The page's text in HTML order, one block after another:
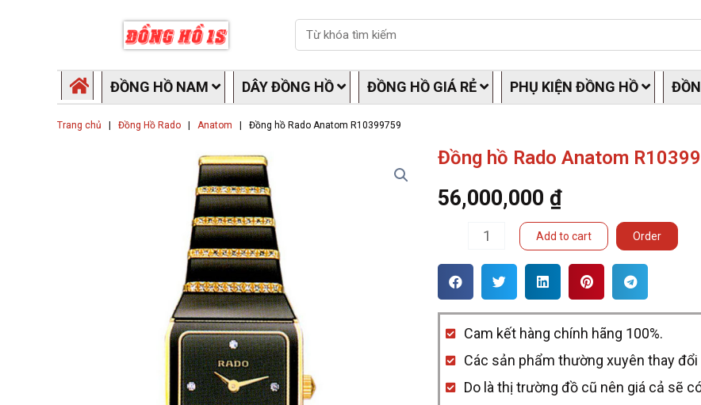
Search
ĐỒNG HỒ NAM DÂY ĐỒNG HỒ ĐỒNG HỒ GIÁ RẺ PHỤ KIỆN ĐỒNG HỒ
Trang chủ Đồng Hồ Rado Anatom Đồng hồ Rado Anatom R10399759
Đồng hồ Rado Anatom
56,000,000 ₫
hồ
Rado
Anatom
R10399759
quantity
Add to cart Order
Cam kết hàng chính hãng 100%.
Các sản phẩm thường xuyên thay
Do là thị trường đồ cũ nên giá cả sẽ